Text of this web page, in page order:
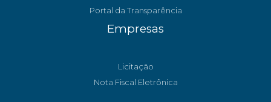
Portal da Transparência
Empresas
Licitação
Nota Fiscal Eletrônica